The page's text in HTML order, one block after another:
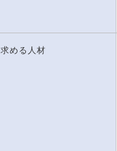
求める人材